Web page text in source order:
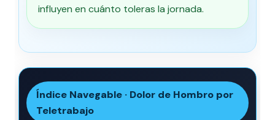
influyen en cuánto toleras la jornada.
Índice Navegable · Dolor de Hombro por
Teletrabajo